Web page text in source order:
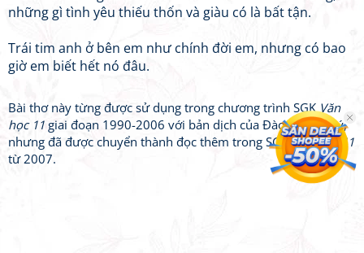
những gì tình yêu thiếu thốn và giàu có là bất tận.
Trái tim anh ở bên em như chính đời em, nhưng có bao
giờ em biết hết nó đâu.
Bài thơ này từng được sử dụng trong chương trình SGKVăn
học 11 giai đoạn 1990-2006 với bản dịch của Đào Xuân Quý,
nhưng đã được chuyển thành đọc thêm trong SGKNgữ văn 11
từ 2007.